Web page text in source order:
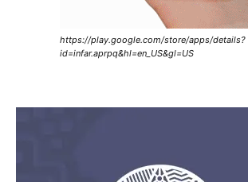
https://play.google.com/store/apps/details?
id=infar.aprpq&hl=en_US&gl=US